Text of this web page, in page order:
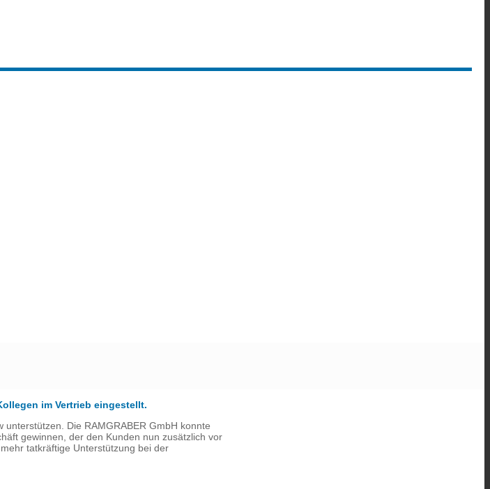
im Vertrieb eingestellt.
Die RAMGRABER GmbH konnte
gewinnen, der den Kunden nun zusätzlich vor
tatkräftige Unterstützung bei der